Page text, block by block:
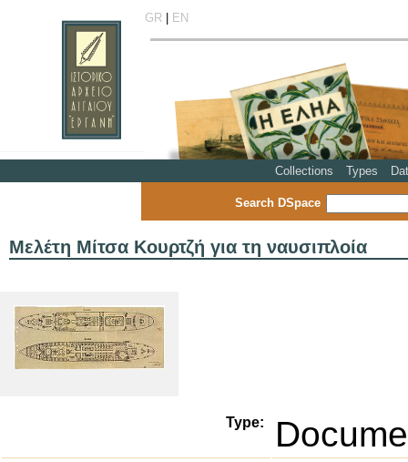
GR| EN
Collections Types
Search DSpace
Μελέτη Μίτσα Κουρτζή για τη ναυσιπλοία
Type: